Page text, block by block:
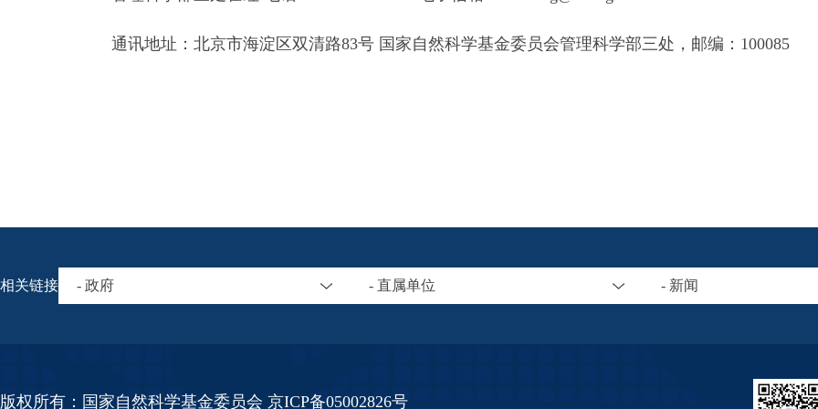
通讯地址：北京市海淀区双清路83号 国家自然科学基金委员会管理科学部三处，邮编：100085
相关链接 - 政府 - 直属单位 - 新闻
版权所有：国家自然科学基金委员会 京ICP备05002826号